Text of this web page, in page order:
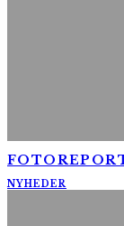
NYHEDER